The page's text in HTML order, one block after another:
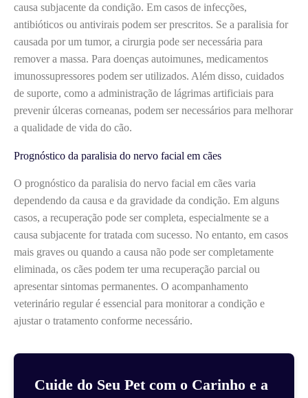
causa subjacente da condição. Em casos de infecções,
antibióticos ou antivirais podem ser prescritos. Se a paralisia for
causada por um tumor, a cirurgia pode ser necessária para
remover a massa. Para doenças autoimunes, medicamentos
imunossupressores podem ser utilizados. Além disso, cuidados
de suporte, como a administração de lágrimas artificiais para
prevenir úlceras corneanas, podem ser necessários para melhorar
a qualidade de vida do cão.
Prognóstico da paralisia do nervo facial em cães
O prognóstico da paralisia do nervo facial em cães varia
dependendo da causa e da gravidade da condição. Em alguns
casos, a recuperação pode ser completa, especialmente se a
causa subjacente for tratada com sucesso. No entanto, em casos
mais graves ou quando a causa não pode ser completamente
eliminada, os cães podem ter uma recuperação parcial ou
apresentar sintomas permanentes. O acompanhamento
veterinário regular é essencial para monitorar a condição e
ajustar o tratamento conforme necessário.
Cuide do Seu Pet com o Carinho e a